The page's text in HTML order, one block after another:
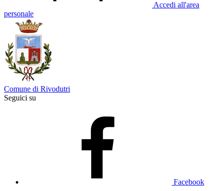
Accedi all'area
personale
Comune di Rivodutri
Seguici su
Facebook